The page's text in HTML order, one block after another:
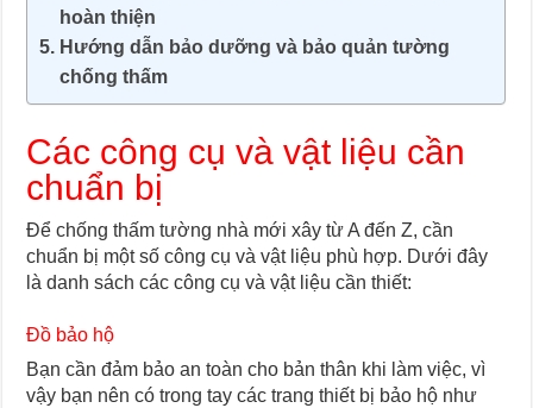
hoàn thiện
Hướng dẫn bảo dưỡng và bảo quản tường
chống thấm
Các công cụ và vật liệu cần
chuẩn bị
Để chống thấm tường nhà mới xây từ A đến Z, cần
chuẩn bị một số công cụ và vật liệu phù hợp. Dưới đây
là danh sách các công cụ và vật liệu cần thiết:
Đồ bảo hộ
Bạn cần đảm bảo an toàn cho bản thân khi làm việc, vì
vậy bạn nên có trong tay các trang thiết bị bảo hộ như